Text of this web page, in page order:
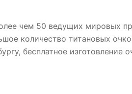
чем 50 ведущих мировых
количество титановых
бесплатное изготовление